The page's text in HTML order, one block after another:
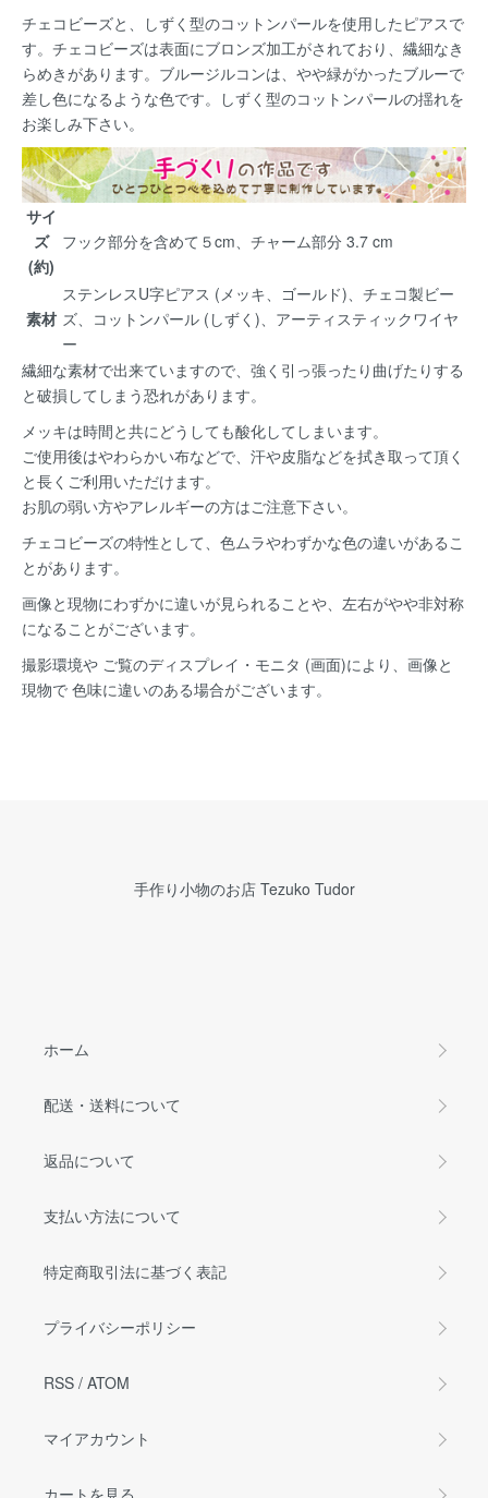
チェコビーズと、しずく型のコットンパールを使用したピアスで
す。チェコビーズは表面にブロンズ加工がされており、繊細なき
らめきがあります。ブルージルコンは、やや緑がかったブルーで
差し色になるような色です。しずく型のコットンパールの揺れを
お楽しみ下さい。
サイ
ズ
(約)
フック部分を含めて５cm、チャーム部分 3.7 cm
素材
ステンレスU字ピアス (メッキ、ゴールド)、チェコ製ビー
ズ、コットンパール (しずく)、アーティスティックワイヤ
ー
繊細な素材で出来ていますので、強く引っ張ったり曲げたりする
と破損してしまう恐れがあります。
メッキは時間と共にどうしても酸化してしまいます。
ご使用後はやわらかい布などで、汗や皮脂などを拭き取って頂く
と長くご利用いただけます。
お肌の弱い方やアレルギーの方はご注意下さい。
チェコビーズの特性として、色ムラやわずかな色の違いがあるこ
とがあります。
画像と現物にわずかに違いが見られることや、左右がやや非対称
になることがございます。
撮影環境や ご覧のディスプレイ・モニタ (画面)により、画像と
現物で 色味に違いのある場合がございます。
手作り小物のお店 Tezuko Tudor
ホーム
配送・送料について
返品について
支払い方法について
特定商取引法に基づく表記
プライバシーポリシー
RSS / ATOM
マイアカウント
カートを見る